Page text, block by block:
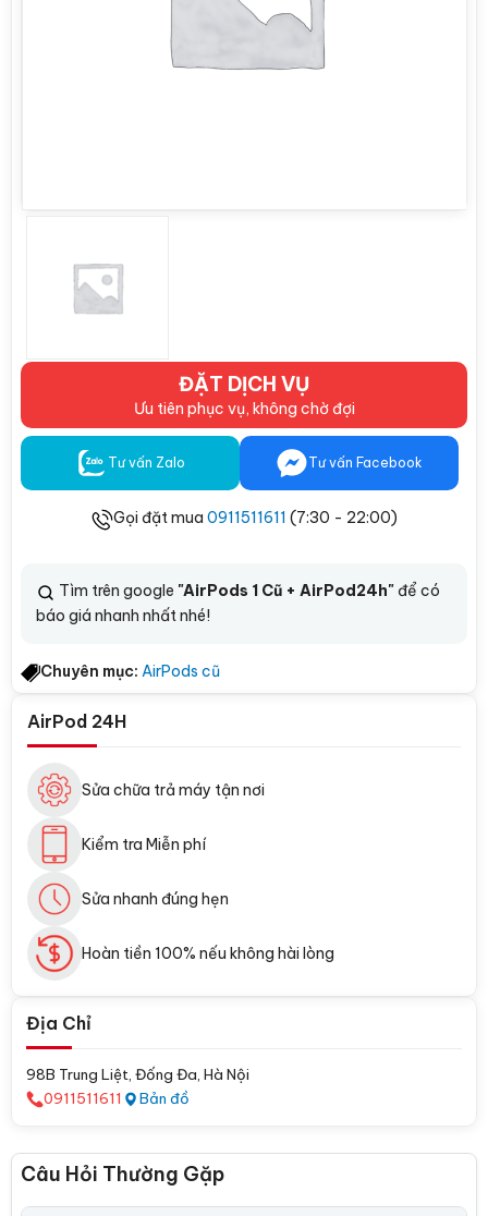
ĐẶT DỊCH VỤ
Ưu tiên phục vụ, không chờ đợi
Tư vấn Zalo Tư vấn Facebook
Gọi đặt mua 0911511611 (7:30 - 22:00)
Tìm trên google "AirPods 1 Cũ + AirPod24h"để có
báo giá nhanh nhất nhé!
Chuyên mục: AirPods cũ
AirPod 24H
Sửa chữa trả máy tận nơi
Kiểm tra Miễn phí
Sửa nhanh đúng hẹn
Hoàn tiền 100% nếu không hài lòng
Địa Chỉ
98B Trung Liệt, Đống Đa, Hà Nội
0911511611
Bản đồ
Câu Hỏi Thường Gặp